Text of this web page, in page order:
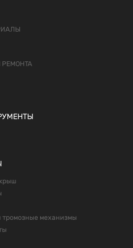
механизмы